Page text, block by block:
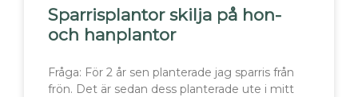
Sparrisplantor skilja på hon-
och hanplantor
Fråga: För 2 år sen planterade jag sparris från
frön. Det är sedan dess planterade ute i mitt